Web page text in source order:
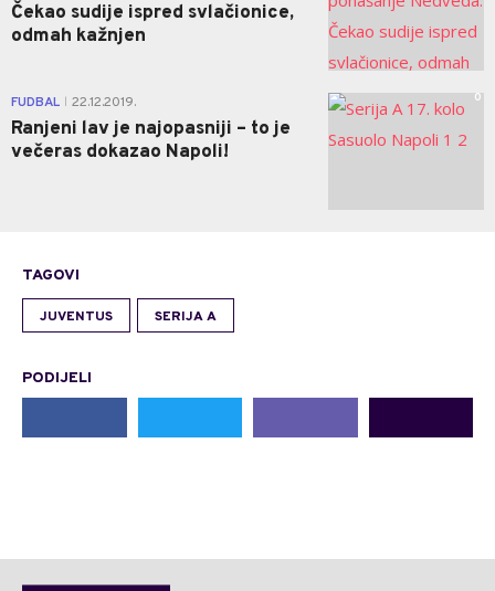
Čekao sudije ispred svlačionice,
odmah kažnjen
FUDBAL 22.12.2019.
Ranjeni lav je najopasniji – to je
večeras dokazao Napoli!
0
TAGOVI
JUVENTUS SERIJA A
PODIJELI